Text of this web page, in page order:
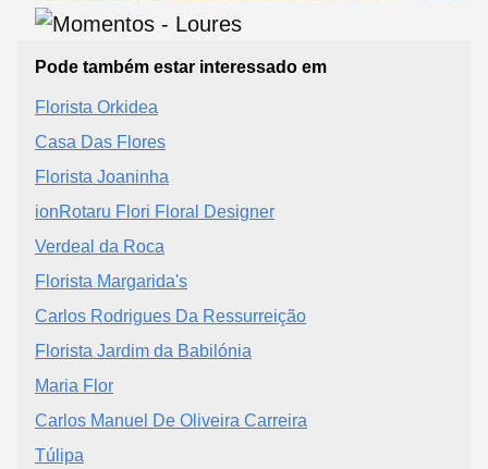
Pode também estar interessado em
Florista Orkidea
Casa Das Flores
Florista Joaninha
ionRotaru Flori Floral Designer
Verdeal da Roca
Florista Margarida's
Carlos Rodrigues Da Ressurreição
Florista Jardim da Babilónia
Maria Flor
Carlos Manuel De Oliveira Carreira
Túlipa